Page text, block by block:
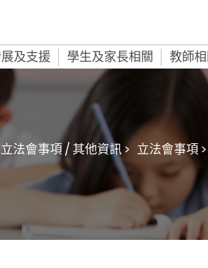
及支援 學生及家長相關 教師
法會事項 / 其他資訊 > 立法會事項 >